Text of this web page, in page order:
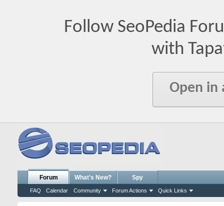
Follow SeoPedia
with
Open in
Forum
FAQ Calendar Community Forum Actions Quick Links
What's New? Spy